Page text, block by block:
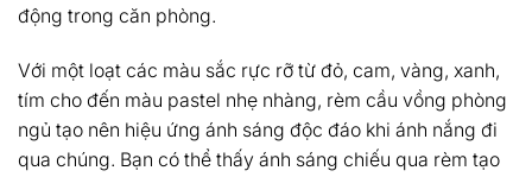
động trong căn phòng.
Với một loạt các màu sắc rực rỡ từ đỏ, cam, vàng, xanh,
tím cho đến màu pastel nhẹ nhàng, rèm cầu vồng phòng
ngủ tạo nên hiệu ứng ánh sáng độc đáo khi ánh nắng đi
qua chúng. Bạn có thể thấy ánh sáng chiếu qua rèm tạo